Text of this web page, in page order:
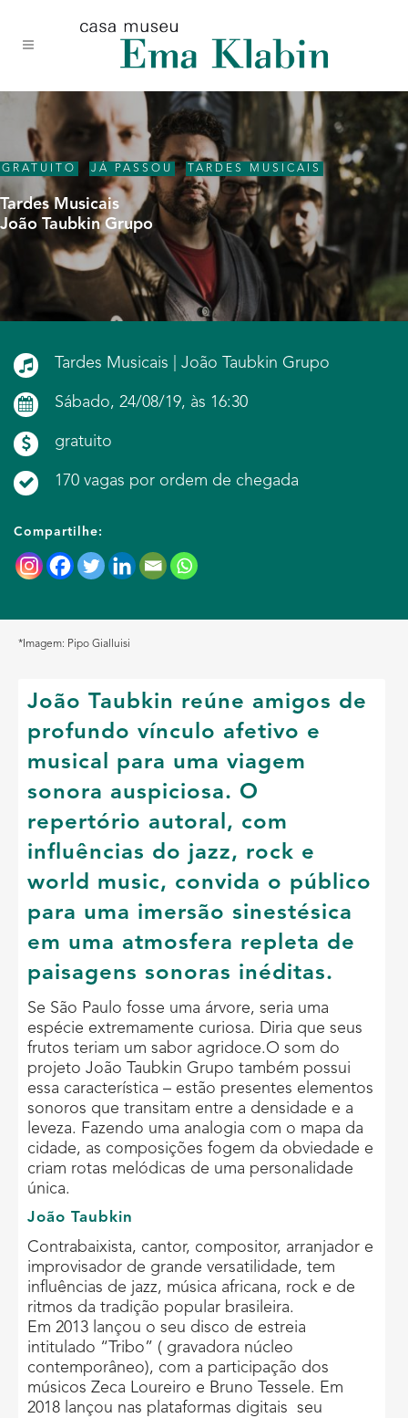
conteúdo
navegação
site
GRATUITO JÁ PASSOU , TARDES MUSICAIS
Tardes Musicais
João Taubkin Grupo
Tardes Musicais | João Taubkin Grupo
Sábado, 24/08/19, às 16:30
gratuito
170 vagas por ordem de chegada
Compartilhe:
*Imagem: Pipo Gialluisi
João Taubkin reúne amigos de
profundo vínculo afetivo e
musical para uma viagem
sonora auspiciosa. O
repertório autoral, com
influências do jazz, rock e
world music, convida o público
para uma imersão sinestésica
em uma atmosfera repleta de
paisagens sonoras inéditas.
Se São Paulo fosse uma árvore, seria uma
espécie extremamente curiosa. Diria que seus
frutos teriam um sabor agridoce.O som do
projeto João Taubkin Grupo também possui
essa característica – estão presentes elementos
sonoros que transitam entre a densidade e a
leveza. Fazendo uma analogia com o mapa da
cidade, as composições fogem da obviedade e
criam rotas melódicas de uma personalidade
única.
João Taubkin
Contrabaixista, cantor, compositor, arranjador e
improvisador de grande versatilidade, tem
influências de jazz, música africana, rock e de
ritmos da tradição popular brasileira.
Em 2013 lançou o seu disco de estreia
intitulado “Tribo” ( gravadora núcleo
contemporâneo), com a participação dos
músicos Zeca Loureiro e Bruno Tessele. Em
2018 lançou nas plataformas digitais seu